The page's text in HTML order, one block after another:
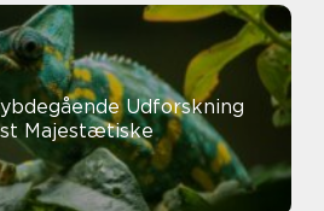
Udforskning
Majestætiske